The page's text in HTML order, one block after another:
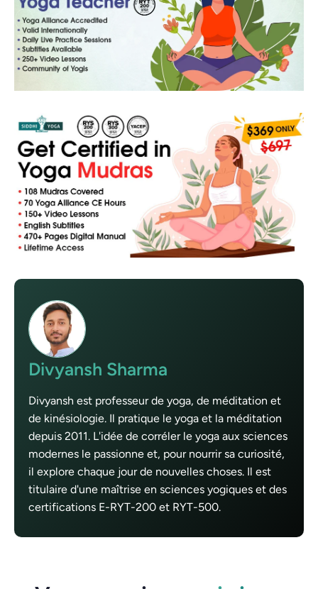
Divyansh Sharma
Divyansh est professeur de yoga, de méditation et
de kinésiologie. Il pratique le yoga et la méditation
depuis 2011. L'idée de corréler le yoga aux sciences
modernes le passionne et, pour nourrir sa curiosité,
il explore chaque jour de nouvelles choses. Il est
titulaire d'une maîtrise en sciences yogiques et des
certifications E-RYT-200 et RYT-500.